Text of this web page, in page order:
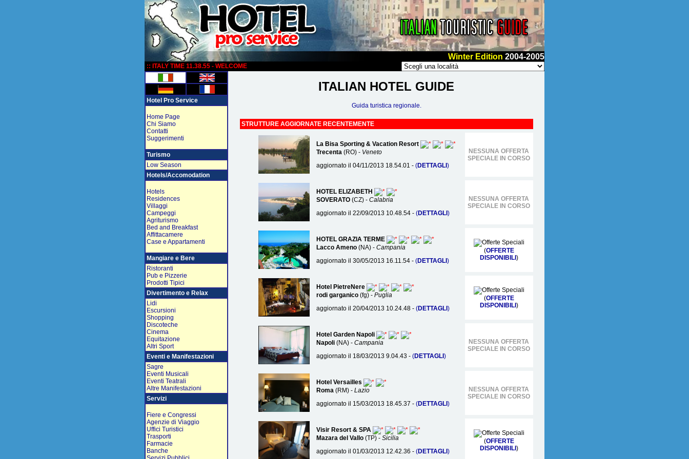
Winter Edition 2004-2005
:: ITALY TIME 11.38.55 - WELCOME
Hotel Pro Service
Home Page
Chi Siamo
Contatti
Suggerimenti
Turismo
Low Season
Hotels/Accomodation
Hotels
Residences
Villaggi
Campeggi
Agriturismo
Bed and Breakfast
Affittacamere
Case e Appartamenti
Mangiare e Bere
Ristoranti
Pub e Pizzerie
Prodotti Tipici
Divertimento e Relax
Lidi
Escursioni
Shopping
Discoteche
Cinema
Equitazione
Altri Sport
Eventi e Manifestazioni
Sagre
Eventi Musicali
Eventi Teatrali
Altre Manifestazioni
Servizi
Fiere e Congressi
Agenzie di Viaggio
Uffici Turistici
Trasporti
Farmacie
Banche
ITALIAN HOTEL GUIDE
Guida turistica regionale.
STRUTTURE AGGIORNATE RECENTEMENTE
La Bisa Sporting & Vacation Resort
Trecenta(RO) - Veneto
aggiornato il 04/11/2013 18.54.01 - (DETTAGLI )
NESSUNA OFFERTA
SPECIALE IN CORSO
HOTEL ELIZABETH
SOVERATO(CZ) - Calabria
aggiornato il 22/09/2013 10.48.54 - (DETTAGLI )
NESSUNA OFFERTA
SPECIALE IN CORSO
HOTEL GRAZIA TERME
Lacco Ameno (NA) - Campania
aggiornato il 30/05/2013 16.11.54 - (DETTAGLI )
(OFFERTE
DISPONIBILI )
Hotel PietreNere
rodi garganico(fg) - Puglia
aggiornato il 20/04/2013 10.24.48 - (DETTAGLI )
(OFFERTE
DISPONIBILI )
Hotel Garden Napoli
Napoli(NA) - Campania
aggiornato il 18/03/2013 9.04.43 - (DETTAGLI )
NESSUNA OFFERTA
SPECIALE IN CORSO
Hotel Versailles
Roma(RM) - Lazio
aggiornato il 15/03/2013 18.45.37 - (DETTAGLI )
NESSUNA OFFERTA
SPECIALE IN CORSO
Visir Resort & SPA
Mazara del Vallo(TP) - Sicilia
aggiornato il 01/03/2013 12.42.36 - (DETTAGLI )
(OFFERTE
DISPONIBILI )